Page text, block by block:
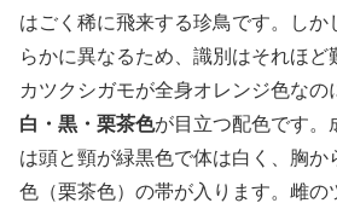
はごく稀に飛来する珍鳥です。しか
らかに異なるため、識別はそれほど
カツクシガモが全身オレンジ色なの
白・黒・栗茶色が目立つ配色です。
は頭と頸が緑黒色で体は白く、胸か
色（栗茶色）の帯が入ります。雌の